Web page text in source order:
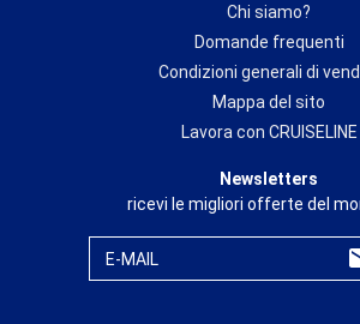
Chi siamo?
Domande frequenti
Condizioni generali di
Mappa del sito
Lavora con CRUISELINE
Newsletters
ricevi le migliori offerte del
E-MAIL